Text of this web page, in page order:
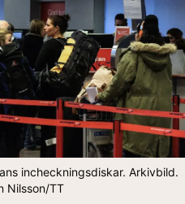
incheckningsdiskar. Arkivbild.
Nilsson/TT